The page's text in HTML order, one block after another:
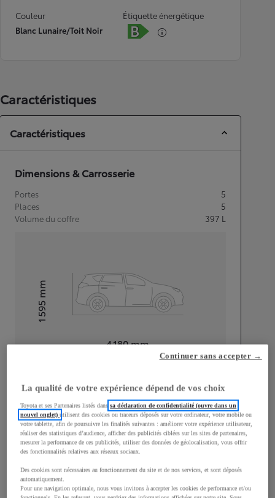
Couleur
Blanc Lunaire/Toit Noir
Étiquette énergétique
Caractéristiques
Caractéristiques
Dimensions & Carrosserie
Portes
5
Places
5
Volume du coffre
397 L
Longueur
4 180mm
Hauteur1 595
mm
Largeur
1 765mm
Consommation mixte
La qualité de votre expérience dépend de vos choix
Toyota et ses Partenaires listés danssa déclaration de confidentialité (ouvre dans un
nouvel onglet)utilisent des cookies ou traceurs déposés sur votre ordinateur, votre mobile ou
votre tablette, afin de poursuivre les finalités suivantes : améliorer votre expérience utilisateur,
réaliser des statistiques d’audience, afficher des publicités ciblées sur les sites de partenaires,
mesurer la performance de ces publicités, utiliser des données de géolocalisation, vous offrir
des fonctionnalités relatives aux réseaux sociaux.
Des cookies sont nécessaires au fonctionnement du site et de nos services, et sont déposés
automatiquement.
Pour une navigation optimale, nous vous invitons à accepter les cookies de performance et/ou
Continuer sans accepter →